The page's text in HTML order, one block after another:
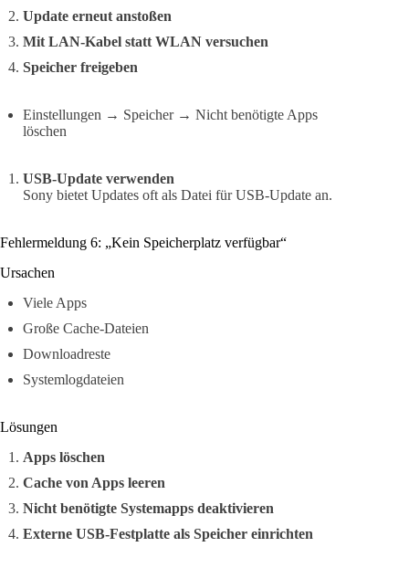
Update erneut anstoßen
Mit LAN-Kabel statt WLAN versuchen
Speicher freigeben
Einstellungen → Speicher → Nicht benötigte Apps
löschen
USB-Update verwenden
Sony bietet Updates oft als Datei für USB-Update an.
Fehlermeldung 6: „Kein Speicherplatz verfügbar“
Ursachen
Viele Apps
Große Cache-Dateien
Downloadreste
Systemlogdateien
Lösungen
Apps löschen
Cache von Apps leeren
Nicht benötigte Systemapps deaktivieren
Externe USB-Festplatte als Speicher einrichten